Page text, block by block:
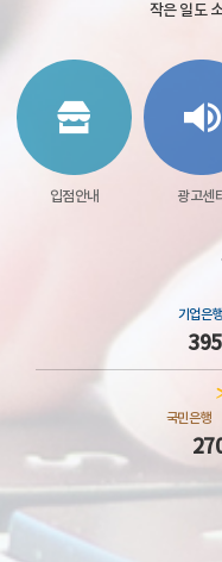
작은 일도
입점안내 광고센
기업은행
국민은행